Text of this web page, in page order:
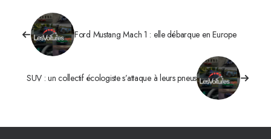
Ford Mustang Mach 1 : elle débarque en Europe
SUV : un collectif écologiste s’attaque à leurs pneus